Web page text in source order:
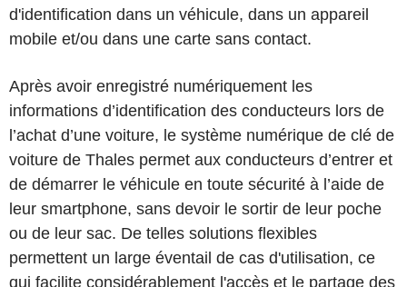
d'identification dans un véhicule, dans un appareil
mobile et/ou dans une carte sans contact.
Après avoir enregistré numériquement les
informations d’identification des conducteurs lors de
l’achat d’une voiture, le système numérique de clé de
voiture de Thales permet aux conducteurs d’entrer et
de démarrer le véhicule en toute sécurité à l’aide de
leur smartphone, sans devoir le sortir de leur poche
ou de leur sac. De telles solutions flexibles
permettent un large éventail de cas d'utilisation, ce
qui facilite considérablement l'accès et le partage des